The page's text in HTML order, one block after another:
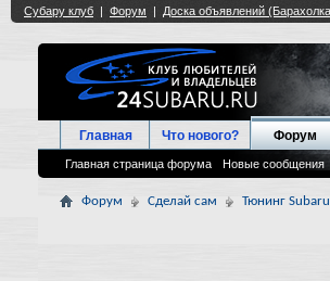
Главная Что нового? Форум
Главная страница форума Новые сообщения
Форум Сделай сам Тюнинг Subaru